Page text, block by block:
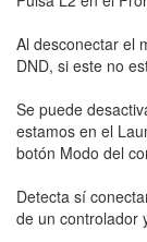
Al desconectar el
DND, si este no
Se puede
estamos en el
botón Modo del
Detecta sí
de un controlador